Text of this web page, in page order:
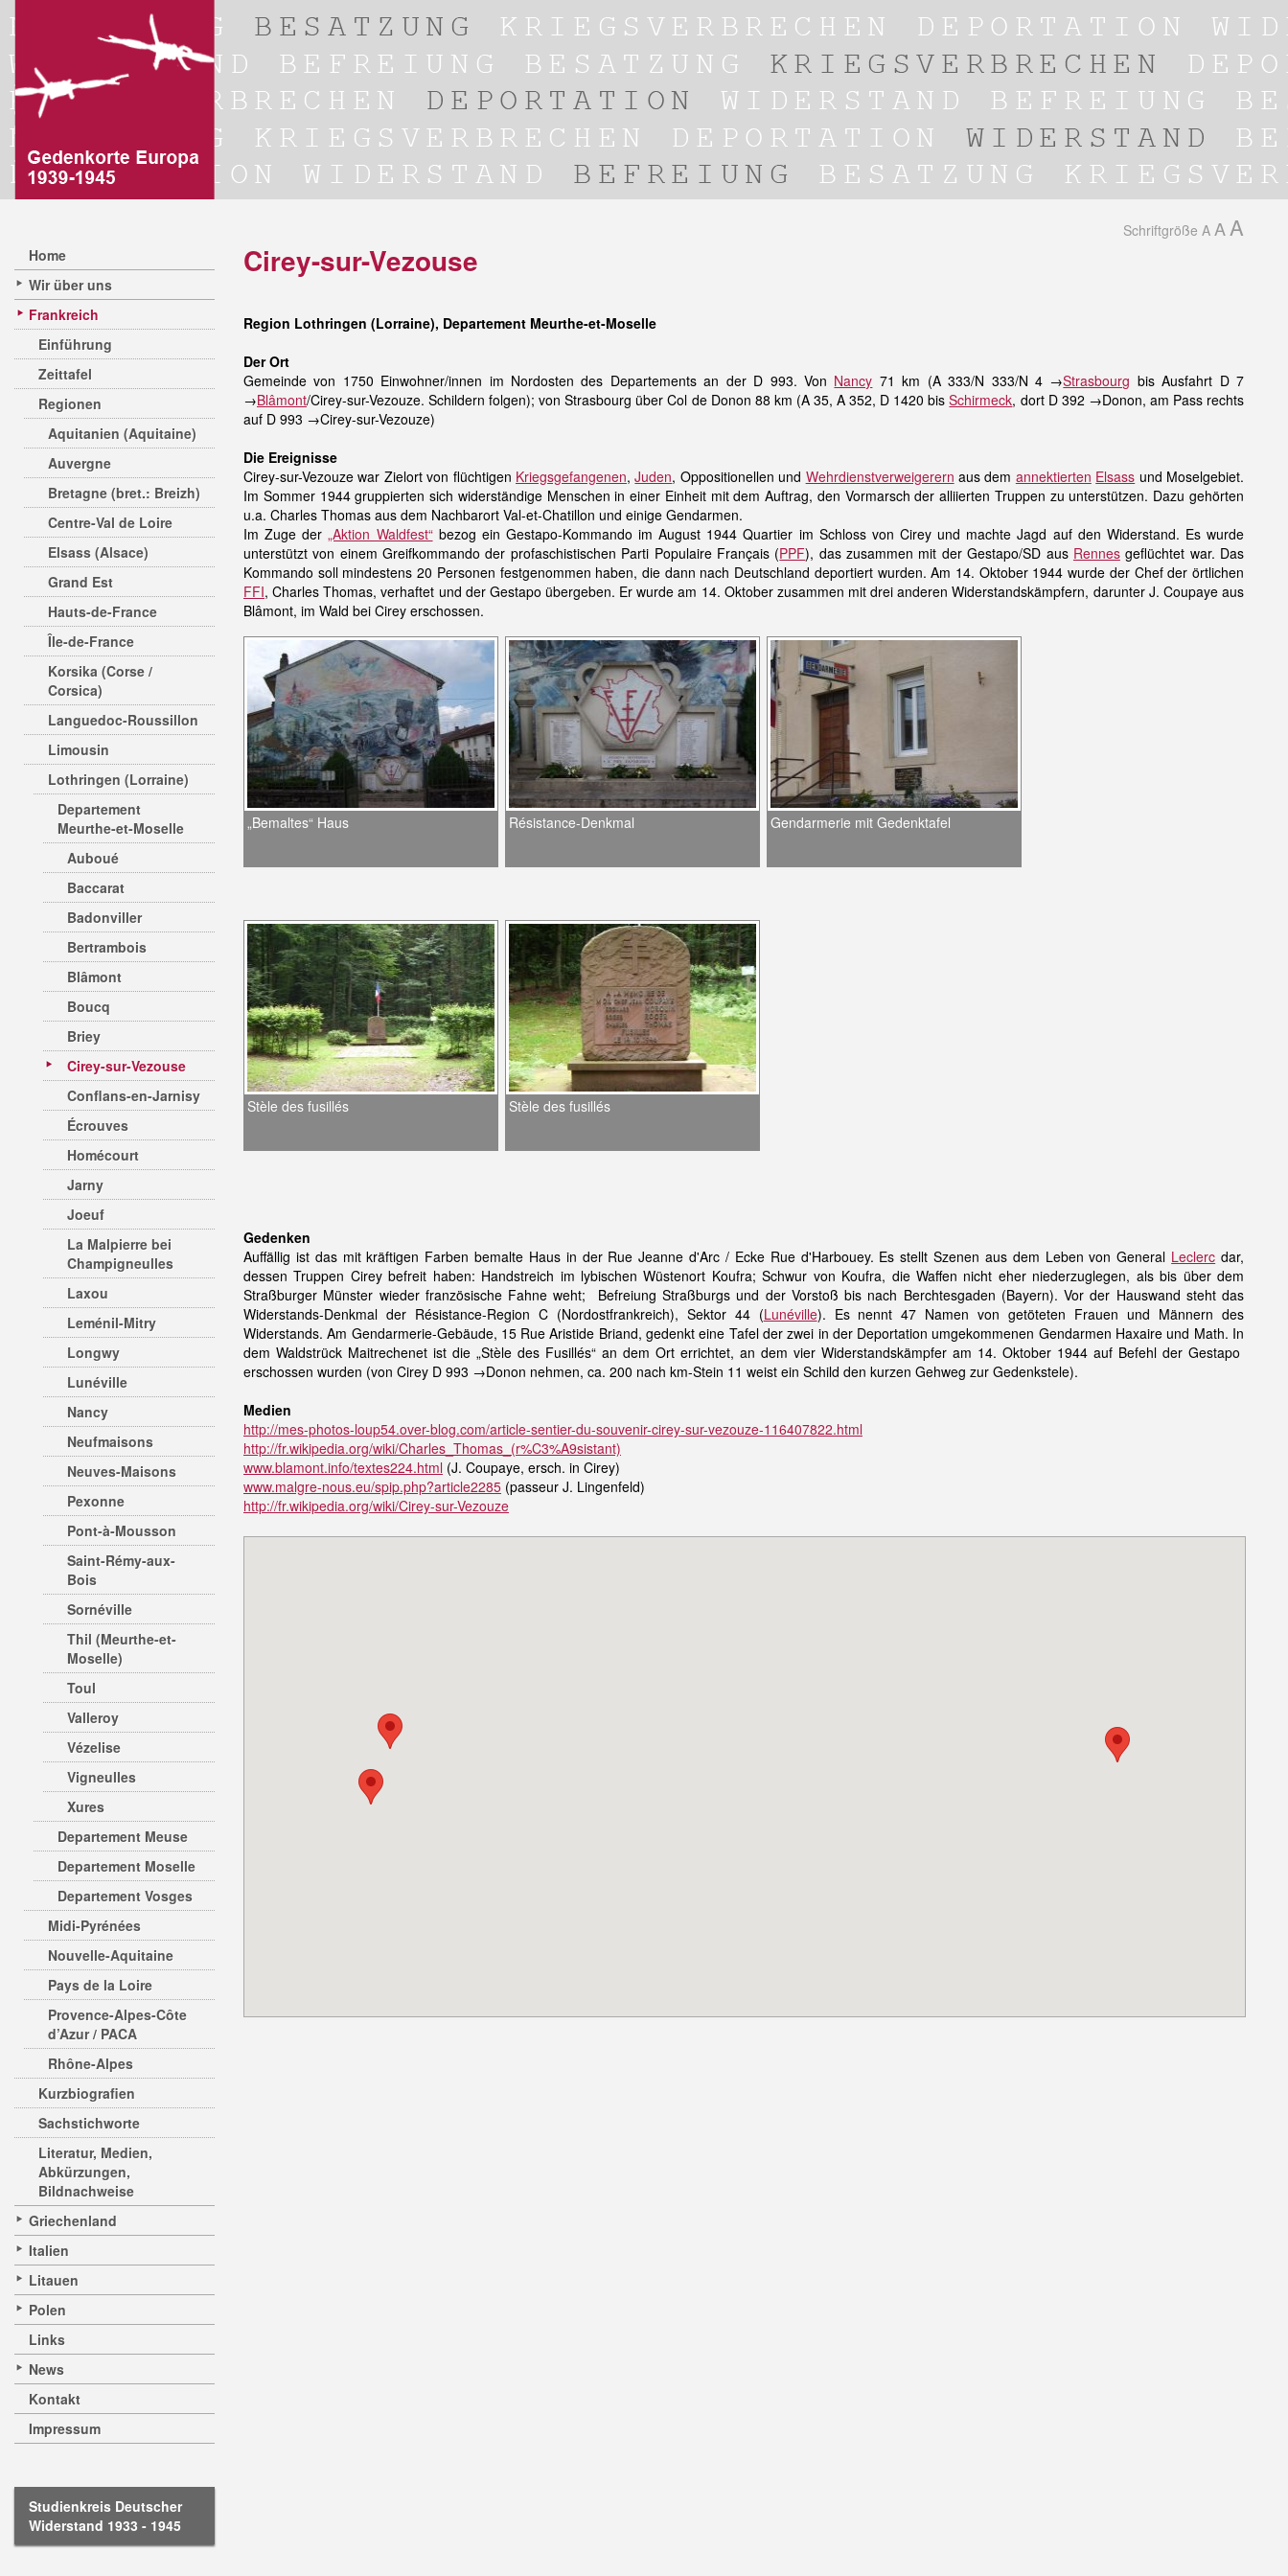
Home
Wir über uns
Frankreich
Einführung
Zeittafel
Regionen
Aquitanien (Aquitaine)
Auvergne
Bretagne (bret.: Breizh)
Centre-Val de Loire
Elsass (Alsace)
Grand Est
Hauts-de-France
Île-de-France
Korsika (Corse /
Corsica)
Languedoc-Roussillon
Limousin
Lothringen (Lorraine)
Departement
Meurthe-et-Moselle
Auboué
Baccarat
Badonviller
Bertrambois
Blâmont
Boucq
Briey
Cirey-sur-Vezouse
Conflans-en-Jarnisy
Écrouves
Homécourt
Jarny
Joeuf
La Malpierre bei
Champigneulles
Laxou
Leménil-Mitry
Longwy
Lunéville
Nancy
Neufmaisons
Neuves-Maisons
Pexonne
Pont-à-Mousson
Saint-Rémy-aux-
Bois
Sornéville
Thil (Meurthe-et-
Moselle)
Toul
Valleroy
Vézelise
Vigneulles
Xures
Departement Meuse
Departement Moselle
Departement Vosges
Midi-Pyrénées
Nouvelle-Aquitaine
Pays de la Loire
Provence-Alpes-Côte
d’Azur / PACA
Rhône-Alpes
Kurzbiografien
Sachstichworte
Literatur, Medien,
Abkürzungen,
Bildnachweise
Griechenland
Italien
Litauen
Polen
Links
News
Kontakt
Impressum
Studienkreis Deutscher
Widerstand 1933 - 1945
Schriftgröße A A A
Cirey-sur-Vezouse
Region Lothringen (Lorraine), Departement Meurthe-et-Moselle
Der Ort
Gemeinde von 1750 Einwohner/innen im Nordosten des Departements an der D 993. Von Nancy 71 km (A 333/N 333/N 4 →Strasbourg bis Ausfahrt D 7
→Blâmont/Cirey-sur-Vezouze. Schildern folgen); von Strasbourg über Col de Donon 88 km (A 35, A 352, D 1420 bisSchirmeck, dort D 392 →Donon, am Pass rechts
auf D 993 →Cirey-sur-Vezouze)
Die Ereignisse
Cirey-sur-Vezouze war Zielort von flüchtigen Kriegsgefangenen,Juden, Oppositionellen und Wehrdienstverweigerern aus dem annektierten Elsass und Moselgebiet.
Im Sommer 1944 gruppierten sich widerständige Menschen in einer Einheit mit dem Auftrag, den Vormarsch der alliierten Truppen zu unterstützen. Dazu gehörten
u.a. Charles Thomas aus dem Nachbarort Val-et-Chatillon und einige Gendarmen.
Im Zuge der„Aktion Waldfest“bezog ein Gestapo-Kommando im August 1944 Quartier im Schloss von Cirey und machte Jagd auf den Widerstand. Es wurde
unterstützt von einem Greifkommando der profaschistischen Parti Populaire Français (PPF), das zusammen mit der Gestapo/SD aus Rennesgeflüchtet war. Das
Kommando soll mindestens 20 Personen festgenommen haben, die dann nach Deutschland deportiert wurden. Am 14. Oktober 1944 wurde der Chef der örtlichen
FFI, Charles Thomas, verhaftet und der Gestapo übergeben. Er wurde am 14. Oktober zusammen mit drei anderen Widerstandskämpfern, darunter J. Coupaye aus
Blâmont, im Wald bei Cirey erschossen.
„Bemaltes“ Haus Résistance-Denkmal Gendarmerie mit Gedenktafel
Stèle des fusillés Stèle des fusillés
Gedenken
Auffällig ist das mit kräftigen Farben bemalte Haus in der Rue Jeanne d'Arc / Ecke Rue d'Harbouey. Es stellt Szenen aus dem Leben von General Leclerc dar,
dessen Truppen Cirey befreit haben: Handstreich im lybischen Wüstenort Koufra; Schwur von Koufra, die Waffen nicht eher niederzuglegen, als bis über dem
Straßburger Münster wieder französische Fahne weht; Befreiung Straßburgs und der Vorstoß bis nach Berchtesgaden (Bayern). Vor der Hauswand steht das
Widerstands-Denkmal der Résistance-Region C (Nordostfrankreich), Sektor 44 (Lunéville). Es nennt 47 Namen von getöteten Frauen und Männern des
Widerstands. Am Gendarmerie-Gebäude, 15 Rue Aristide Briand, gedenkt eine Tafel der zwei in der Deportation umgekommenen Gendarmen Haxaire und Math. In
dem Waldstrück Maitrechenet ist die „Stèle des Fusillés“ an dem Ort errichtet, an dem vier Widerstandskämpfer am 14. Oktober 1944 auf Befehl der Gestapo
erschossen wurden (von Cirey D 993 →Donon nehmen, ca. 200 nach km-Stein 11 weist ein Schild den kurzen Gehweg zur Gedenkstele).
Medien
http://mes-photos-loup54.over-blog.com/article-sentier-du-souvenir-cirey-sur-vezouze-116407822.html
http://fr.wikipedia.org/wiki/Charles_Thomas_(r%C3%A9sistant)
www.blamont.info/textes224.html (J. Coupaye, ersch. in Cirey)
www.malgre-nous.eu/spip.php?article2285 (passeur J. Lingenfeld)
http://fr.wikipedia.org/wiki/Cirey-sur-Vezouze